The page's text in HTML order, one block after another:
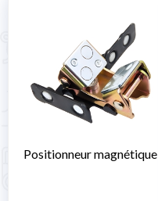
Positionneur magnétique